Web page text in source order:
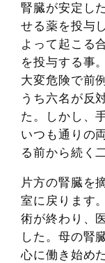
腎臓が安定し
せる薬を投与
よって起こる
を投与する事
大変危険で前
うち六名が反
た。しかし、
いつも通りの
る前から続く
片方の腎臓を
室に戻ります
術が終わり、
した。母の腎
心に働き始め